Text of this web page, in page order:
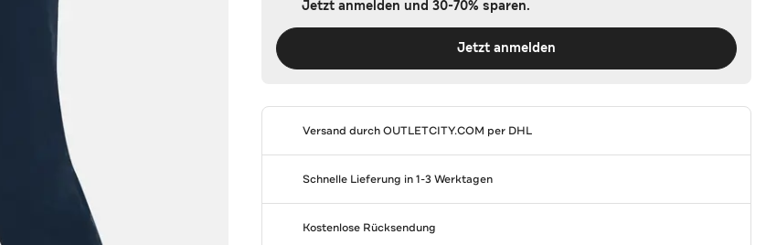
Jetzt anmelden und 30-70% sparen.
Jetzt anmelden
Versand durchOUTLETCITY.COM per DHL
Schnelle Lieferung in 1-3 Werktagen
Kostenlose Rücksendung